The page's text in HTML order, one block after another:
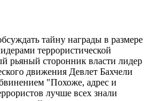
тайну награды в размере
террористической
рьяный сторонник власти лидер
движения Девлет Бахчели
"Похоже, адрес и
лучше всех знали